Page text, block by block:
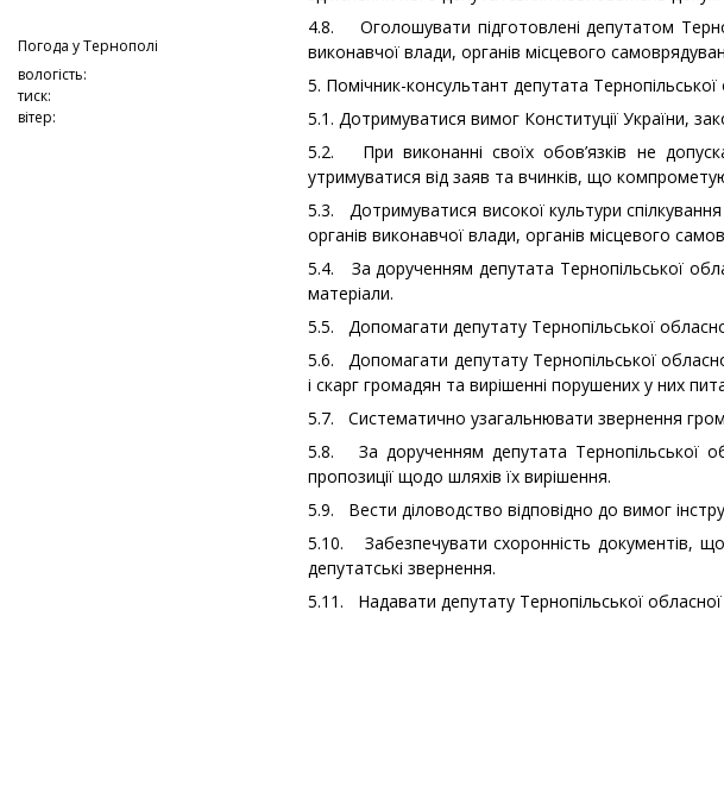
Погода уТернополі
вологість:
тиск:
вітер:
4.8. Оголошувати підготовлені депутатом
виконавчої влади, органів місцевого
5. Помічник-консультант депутата
5.1. Дотримуватися вимог Конституції України,
5.2. При виконанні своїх обов’язків не
утримуватися від заяв та вчинків, що
5.3. Дотримуватися високої культури
органів виконавчої влади, органів місцевого
5.4. За дорученням депутата Тернопільської
матеріали.
5.5. Допомагати депутату Тернопільської
5.6. Допомагати депутату Тернопільської
і скарг громадян та вирішенні порушених у них
5.7. Систематично узагальнювати звернення
5.8. За дорученням депутата Тернопільської
пропозиції щодо шляхів їх вирішення.
5.9. Вести діловодство відповідно до вимог
5.10. Забезпечувати схоронність документів,
депутатські звернення.
5.11. Надавати депутату Тернопільської